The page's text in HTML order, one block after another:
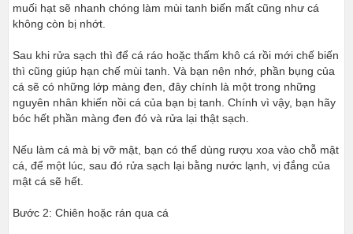
muối hạt sẽ nhanh chóng làm mùi tanh biến mất cũng như cá
không còn bị nhớt.
Sau khi rửa sạch thì để cá ráo hoặc thấm khô cá rồi mới chế biến
thì cũng giúp hạn chế mùi tanh. Và bạn nên nhớ, phần bụng của
cá sẽ có những lớp màng đen, đây chính là một trong những
nguyên nhân khiến nồi cá của bạn bị tanh. Chính vì vậy, bạn hãy
bóc hết phần màng đen đó và rửa lại thật sạch.
Nếu làm cá mà bị vỡ mật, bạn có thể dùng rượu xoa vào chỗ mật
cá, để một lúc, sau đó rửa sạch lại bằng nước lạnh, vị đắng của
mật cá sẽ hết.
Bước 2: Chiên hoặc rán qua cá